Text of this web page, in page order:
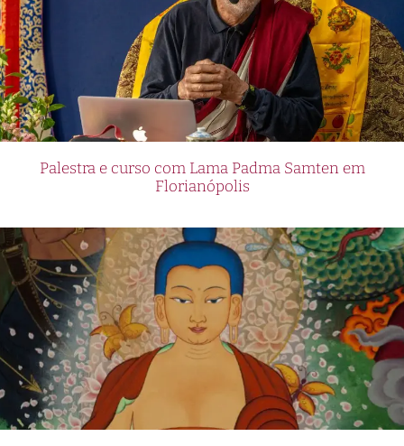
Palestra e curso com Lama Padma Samten em
Florianópolis